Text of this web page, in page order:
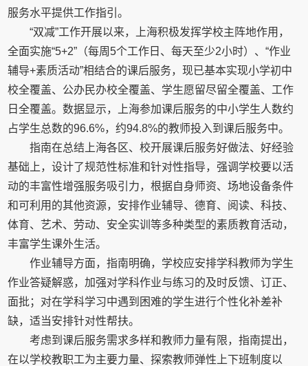
服务水平提供工作指引。
“双减”工作开展以来，上海积极发挥学校主阵地作用，
全面实施“5+2”（每周5个工作日、每天至少2小时）、“作业
辅导+素质活动”相结合的课后服务，现已基本实现小学初中
校全覆盖、公办民办校全覆盖、学生愿留尽留全覆盖、工作
日全覆盖。数据显示，上海参加课后服务的中小学生人数约
占学生总数的96.6%，约94.8%的教师投入到课后服务中。
指南在总结上海各区、校开展课后服务好做法、好经验
基础上，设计了规范性标准和针对性指导，强调学校要以活
动的丰富性增强服务吸引力，根据自身师资、场地设备条件
和可利用的其他资源，安排作业辅导、德育、阅读、科技、
体育、艺术、劳动、安全实训等多种类型的素质教育活动，
丰富学生课外生活。
作业辅导方面，指南明确，学校应安排学科教师为学生
作业答疑解惑，加强对学科作业与练习的及时反馈、订正、
面批；对在学科学习中遇到困难的学生进行个性化补差补
缺，适当安排针对性帮扶。
考虑到课后服务需求多样和教师力量有限，指南提出，
在以学校教职工为主要力量、探索教师弹性上下班制度以